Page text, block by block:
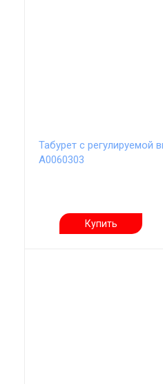
Табурет с регулируемой
А0060303
Купить